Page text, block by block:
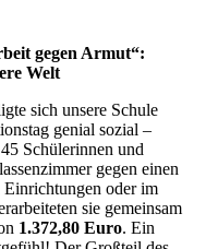
gegen Armut“:
Welt
sich unsere Schule
genial sozial –
Schülerinnen und
gegen einen
oder im
sie gemeinsam
1.372,80 Euro. Ein